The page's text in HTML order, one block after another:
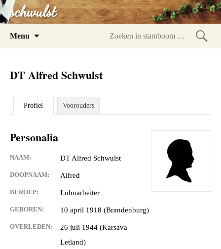
schwulst
Menu
DT Alfred Schwulst
Profiel Voorouders
Personalia
NAAM: DT Alfred Schwulst
DOOPNAAM: Alfred
BEROEP: Lohnarbeiter
GEBOREN: 10 april 1918 (Brandenburg)
OVERLEDEN:
26 juli 1944 (Karsava
Letland)